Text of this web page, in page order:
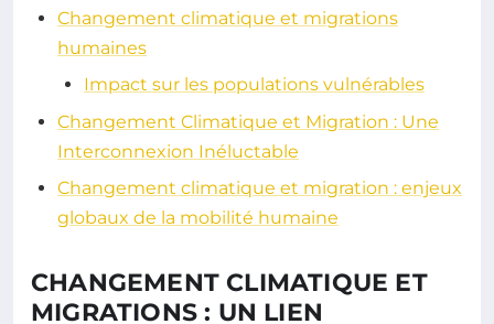
Changement climatique et migrations
humaines
Impact sur les populations vulnérables
Changement Climatique et Migration : Une
Interconnexion Inéluctable
Changement climatique et migration : enjeux
globaux de la mobilité humaine
CHANGEMENT CLIMATIQUE ET
MIGRATIONS : UN LIEN